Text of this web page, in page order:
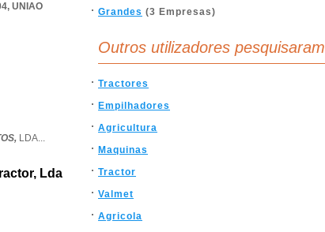
, UNIAO
LDA...
Lda
Grandes (3 Empresas)
Outros utilizadores pesquisaram
Tractores
Empilhadores
Agricultura
Maquinas
Tractor
Valmet
Agricola